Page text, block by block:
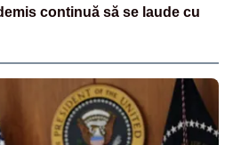
continuă să se laude cu